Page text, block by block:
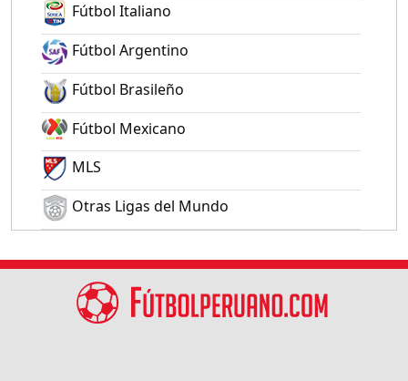
Fútbol Italiano
Fútbol Argentino
Fútbol Brasileño
Fútbol Mexicano
MLS
Otras Ligas del Mundo